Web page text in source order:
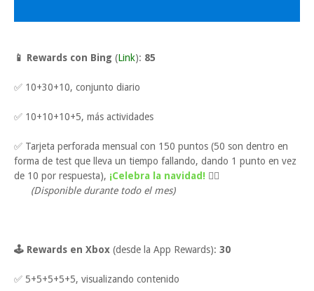
📱 Rewards con Bing (Link): 85
✅ 10+30+10, conjunto diario
✅ 10+10+10+5, más actividades
✅ Tarjeta perforada mensual con 150 puntos (50 son dentro en
forma de test que lleva un tiempo fallando, dando 1 punto en vez
de 10 por respuesta), ¡Celebra la navidad! 👈🏼
(Disponible durante todo el mes)
🕹 Rewards en Xbox (desde la App Rewards): 30
✅ 5+5+5+5+5, visualizando contenido